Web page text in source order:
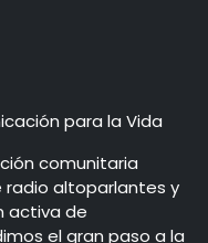
para la Vida
comunitaria
radio altoparlantes y
activa de
el gran paso a la